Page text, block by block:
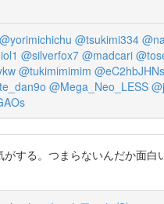
@yorimichichu @tsukimi334
@silverfox7 @madcari
@tukimimimim
@Mega_Neo_LESS
する。つまらないんだか面